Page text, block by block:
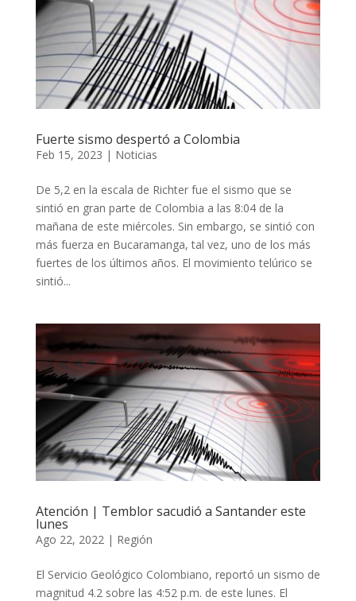
Fuerte sismo despertó a Colombia
Feb 15, 2023 | Noticias
De 5,2 en la escala de Richter fue el sismo que se
sintió en gran parte de Colombia a las 8:04 de la
mañana de este miércoles. Sin embargo, se sintió con
más fuerza en Bucaramanga, tal vez, uno de los más
fuertes de los últimos años. El movimiento telúrico se
sintió...
Atención | Temblor sacudió a Santander este
lunes
Ago 22, 2022 | Región
El Servicio Geológico Colombiano, reportó un sismo de
magnitud 4.2 sobre las 4:52 p.m. de este lunes. El